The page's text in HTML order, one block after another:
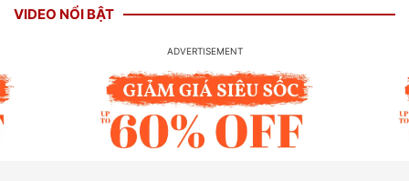
VIDEO NỔI BẬT